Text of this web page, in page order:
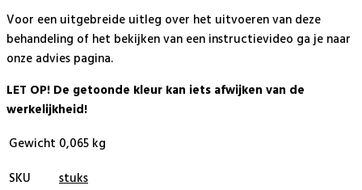
Voor een uitgebreide uitleg over het uitvoeren van deze
behandeling of het bekijken van een instructievideo ga je naar
onze advies pagina.
LET OP! De getoonde kleur kan iets afwijken van de
werkelijkheid!
Gewicht 0,065 kg
SKU
stuks